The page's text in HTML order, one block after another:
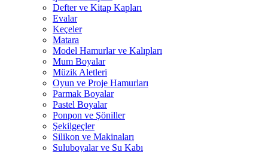
Defter ve Kitap Kapları
Evalar
Keçeler
Matara
Model Hamurlar ve Kalıpları
Mum Boyalar
Müzik Aletleri
Oyun ve Proje Hamurları
Parmak Boyalar
Pastel Boyalar
Ponpon ve Şöniller
Şekilgeçler
Silikon ve Makinaları
Suluboyalar ve Su Kabı